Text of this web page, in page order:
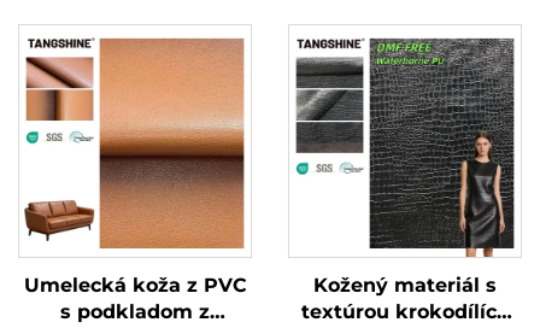
Umelecká koža z PVC
s podkladom z
Kožený materiál s
textúrou krokodílích